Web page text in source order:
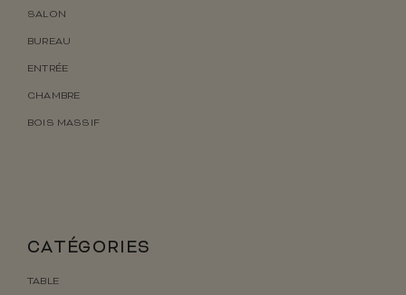
SALON
BUREAU
ENTRÉE
CHAMBRE
BOIS MASSIF
CATÉGORIES
TABLE